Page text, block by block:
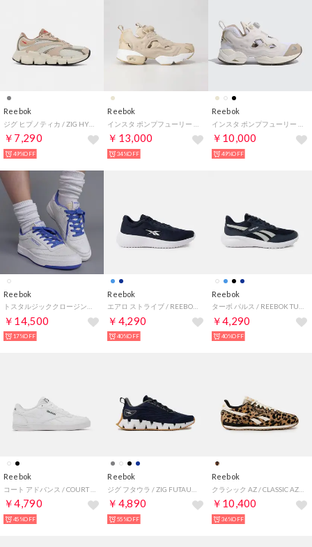
Reebok
￥7,290
49%OFF
Reebok
￥13,000
34%OFF
Reebok
￥10,000
49%OFF
Reebok
￥14,500
17%OFF
Reebok
￥4,290
40%OFF
Reebok
￥4,290
40%OFF
Reebok
￥4,790
45%OFF
Reebok
￥4,890
55%OFF
Reebok
クラシック AZ / CLASSIC AZ （チーター）
￥10,400
36%OFF